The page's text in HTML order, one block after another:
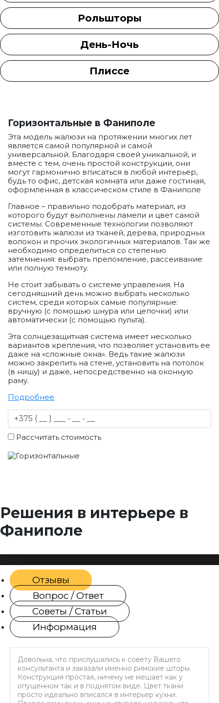
Рольшторы
День-Ночь
Плиссе
Горизонтальные в Фаниполе
Эта модель жалюзи на протяжении многих лет
является самой популярной и самой
универсальной. Благодаря своей уникальной, и
вместе с тем, очень простой конструкции, они
могут гармонично вписаться в любой интерьер,
будь то офис, детская комната или даже гостиная,
оформленная в классическом стиле в Фаниполе
Главное – правильно подобрать материал, из
которого будут выполнены ламели и цвет самой
системы. Современные технологии позволяют
изготовить жалюзи из тканей, дерева, природных
волокон и прочих экологичных материалов. Так же
необходимо определиться со степенью
затемнения: выбрать преломление, рассеивание
или полную темноту.
Не стоит забывать о системе управления. На
сегодняшний день можно выбрать несколько
систем, среди которых самые популярные:
вручную (с помощью шнура или цепочки) или
автоматически (с помощью пульта).
Эта солнцезащитная система имеет несколько
вариантов крепления, что позволяет установить ее
даже на «сложные окна». Ведь такие жалюзи
можно закрепить на стене, установить на потолок
(в нишу) и даже, непосредственно на оконную
раму.
Подробнее
Рассчитать стоимость
Решения в интерьере в
Фаниполе
Отзывы
Вопрос / Ответ
Советы / Статьи
Информация
Довольна, что прислушались к совету Вашего
консультанта и заказали именно римские шторы.
Конструкция простая, ничему не мешает как у
опущенном так и в поднятом виде. Цвет ткани
просто идеально вписался в интерьер кухни.